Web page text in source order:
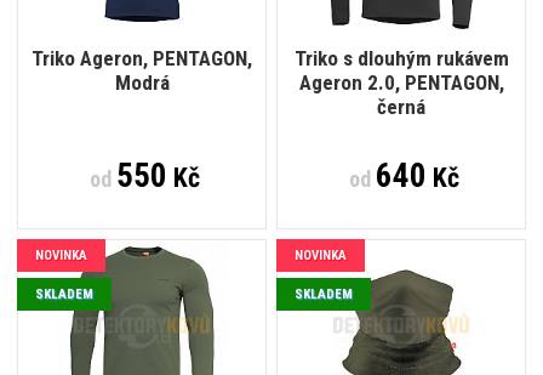
Triko Ageron, PENTAGON,
Modrá
od550 Kč
Triko s dlouhým rukávem
Ageron 2.0, PENTAGON,
černá
od640 Kč
NOVINKA
SKLADEM
NOVINKA
SKLADEM